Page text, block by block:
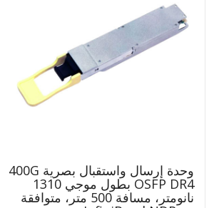
وحدة إرسال واستقبال بصرية 400G
OSFP DR4 بطول موجي 1310
نانومتر، مسافة 500 متر، متوافقة